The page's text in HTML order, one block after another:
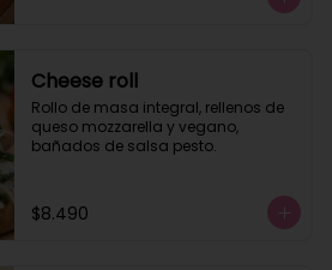
Cheese roll
Rollo de masa integral, rellenos de
queso mozzarella y vegano,
bañados de salsa pesto.
$8.490